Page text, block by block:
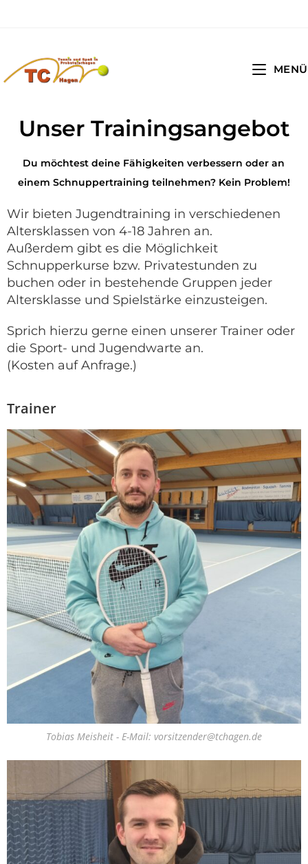
MENÜ
Unser Trainingsangebot
Du möchtest deine Fähigkeiten verbessern oder an
einem Schnuppertraining teilnehmen? Kein Problem!
Wir bieten Jugendtraining in verschiedenen
Altersklassen von 4-18 Jahren an.
Außerdem gibt es die Möglichkeit
Schnupperkurse bzw. Privatestunden zu
buchen oder in bestehende Gruppen jeder
Altersklasse und Spielstärke einzusteigen.
Sprich hierzu gerne einen unserer Trainer oder
die Sport- und Jugendwarte an.
(Kosten auf Anfrage.)
Trainer
Tobias Meisheit - E-Mail: vorsitzender@tchagen.de